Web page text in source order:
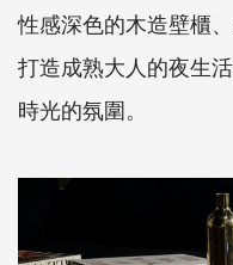
性感深色的木造壁櫃
打造成熟大人的夜生
時光的氛圍。